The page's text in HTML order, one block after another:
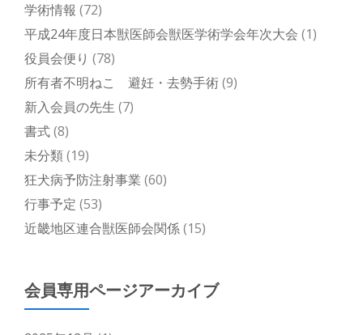
学術情報 (72)
平成24年度日本獣医師会獣医学術学会年次大会 (1)
役員会便り (78)
所有者不明ねこ 避妊・去勢手術(9)
新入会員の先生 (7)
書式(8)
未分類(19)
狂犬病予防注射事業 (60)
行事予定 (53)
近畿地区連合獣医師会関係(15)
会員専用ページアーカイブ